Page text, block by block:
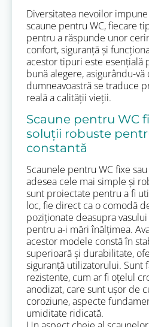
Diversitatea nevoilor
scaune pentru WC, fiecare
pentru a răspunde unor
confort, siguranță și
acestor tipuri este esențială
bună alegere, asigurându-vă
dumneavoastră se traduce
reală a calității vieții.
Scaune pentru WC
soluții robuste
constantă
Scaunele pentru WC fixe
adesea cele mai simple și
sunt proiectate pentru a fi
loc, fie direct ca o comodă
poziționate deasupra
pentru a-i mări înălțimea.
acestor modele constă în
superioară și durabilitate,
siguranță utilizatorului. Sunt
rezistente, cum ar fi oțelul
anodizat, care sunt ușor de
coroziune, aspecte
umiditate ridicată.